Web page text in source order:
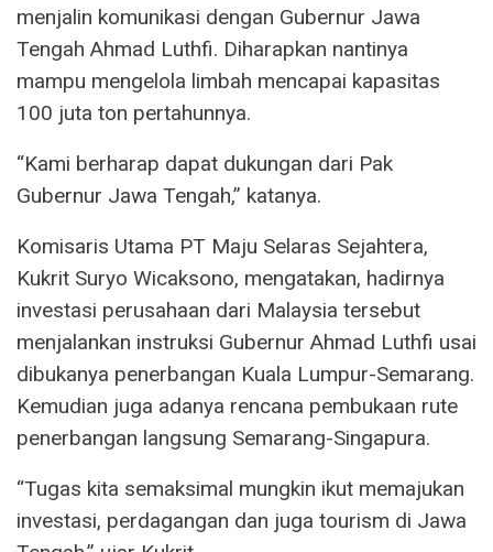
menjalin komunikasi dengan Gubernur Jawa
Tengah Ahmad Luthfi. Diharapkan nantinya
mampu mengelola limbah mencapai kapasitas
100 juta ton pertahunnya.
“Kami berharap dapat dukungan dari Pak
Gubernur Jawa Tengah,” katanya.
Komisaris Utama PT Maju Selaras Sejahtera,
Kukrit Suryo Wicaksono, mengatakan, hadirnya
investasi perusahaan dari Malaysia tersebut
menjalankan instruksi Gubernur Ahmad Luthfi usai
dibukanya penerbangan Kuala Lumpur-Semarang.
Kemudian juga adanya rencana pembukaan rute
penerbangan langsung Semarang-Singapura.
“Tugas kita semaksimal mungkin ikut memajukan
investasi, perdagangan dan juga tourism di Jawa